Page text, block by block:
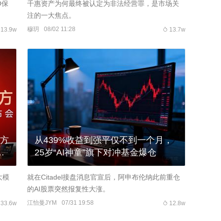
13.9w
千惠资产为何最终被认定为非法经营罪，是市场关
注的一大焦点。
穆玥 08/02 11:28 13.7w
模
33.6w
从439%收益到强平仅不到一个月，
25岁“AI神童”旗下对冲基金爆仓
就在Citadel接盘消息官宣后，阿申布伦纳此前重仓
的AI股票突然报复性大涨。
江怡曼JYM 07/31 19:58 12.8w